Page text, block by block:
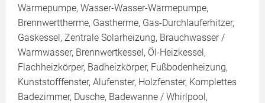
Wärmepumpe, Wasser-Wasser-Wärmepumpe,
Brennwerttherme, Gastherme, Gas-Durchlauferhitzer,
Gaskessel, Zentrale Solarheizung, Brauchwasser /
Warmwasser, Brennwertkessel, Öl-Heizkessel,
Flachheizkörper, Badheizkörper, Fußbodenheizung,
Kunststofffenster, Alufenster, Holzfenster, Komplettes
Badezimmer, Dusche, Badewanne / Whirlpool,